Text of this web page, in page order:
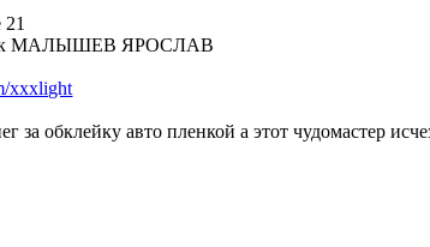
как МАЛЫШЕВ ЯРОСЛАВ
xxxlight
за обклейку авто пленкой а этот чудомастер